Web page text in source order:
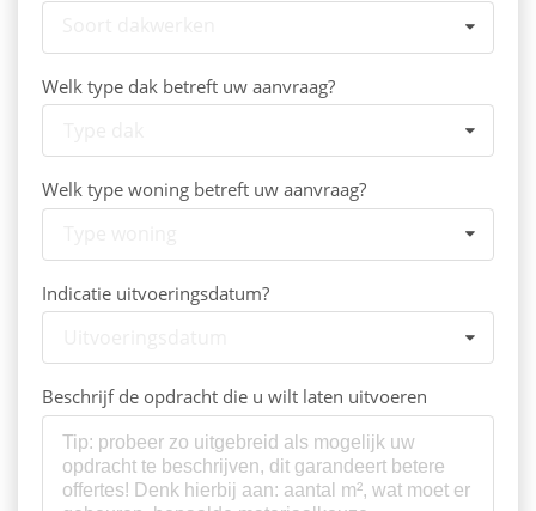
Welk type dak betreft uw aanvraag?
Welk type woning betreft uw aanvraag?
Indicatie uitvoeringsdatum?
Beschrijf de opdracht die u wilt laten uitvoeren